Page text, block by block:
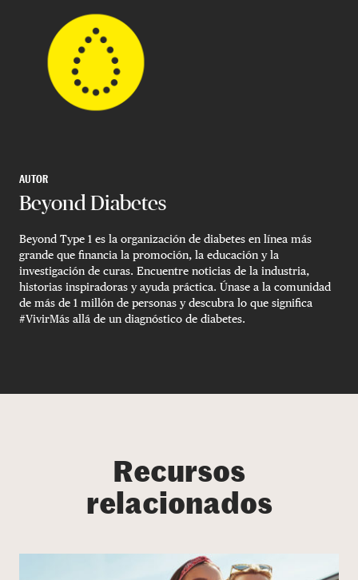
AUTOR
Beyond Diabetes
Beyond Type 1 es la organización de diabetes en línea más
grande que financia la promoción, la educación y la
investigación de curas. Encuentre noticias de la industria,
historias inspiradoras y ayuda práctica. Únase a la comunidad
de más de 1 millón de personas y descubra lo que significa
#VivirMás allá de un diagnóstico de diabetes.
Recursos
relacionados